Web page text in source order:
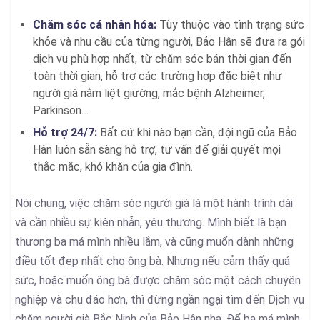
Chăm sóc cá nhân hóa: Tùy thuộc vào tình trạng sức
khỏe và nhu cầu của từng người, Bảo Hân sẽ đưa ra gói
dịch vụ phù hợp nhất, từ chăm sóc bán thời gian đến
toàn thời gian, hỗ trợ các trường hợp đặc biệt như
người già nằm liệt giường, mắc bệnh Alzheimer,
Parkinson…
Hỗ trợ 24/7: Bất cứ khi nào bạn cần, đội ngũ của Bảo
Hân luôn sẵn sàng hỗ trợ, tư vấn để giải quyết mọi
thắc mắc, khó khăn của gia đình.
Nói chung, việc chăm sóc người già là một hành trình dài
và cần nhiều sự kiên nhẫn, yêu thương. Mình biết là bạn
thương ba má mình nhiều lắm, và cũng muốn dành những
điều tốt đẹp nhất cho ông bà. Nhưng nếu cảm thấy quá
sức, hoặc muốn ông bà được chăm sóc một cách chuyên
nghiệp và chu đáo hơn, thì đừng ngần ngại tìm đến Dịch vụ